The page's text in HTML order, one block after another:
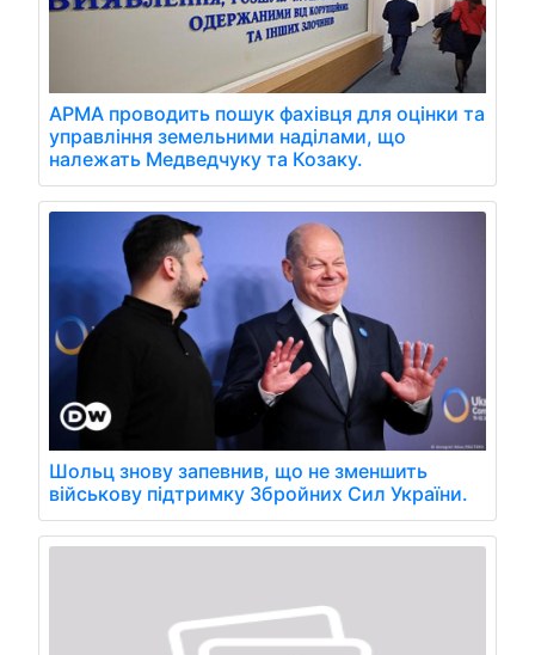
АРМА проводить пошук фахівця для оцінки та
управління земельними наділами, що
належать Медведчуку та Козаку.
Шольц знову запевнив, що не зменшить
військову підтримку Збройних Сил України.